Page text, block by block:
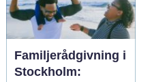
Familjerådgivning i
Stockholm: